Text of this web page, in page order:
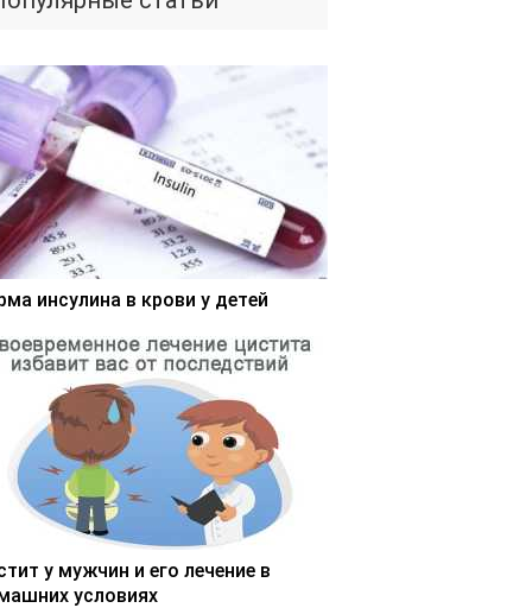
инсулина в крови у детей
у мужчин и его лечение в
условиях